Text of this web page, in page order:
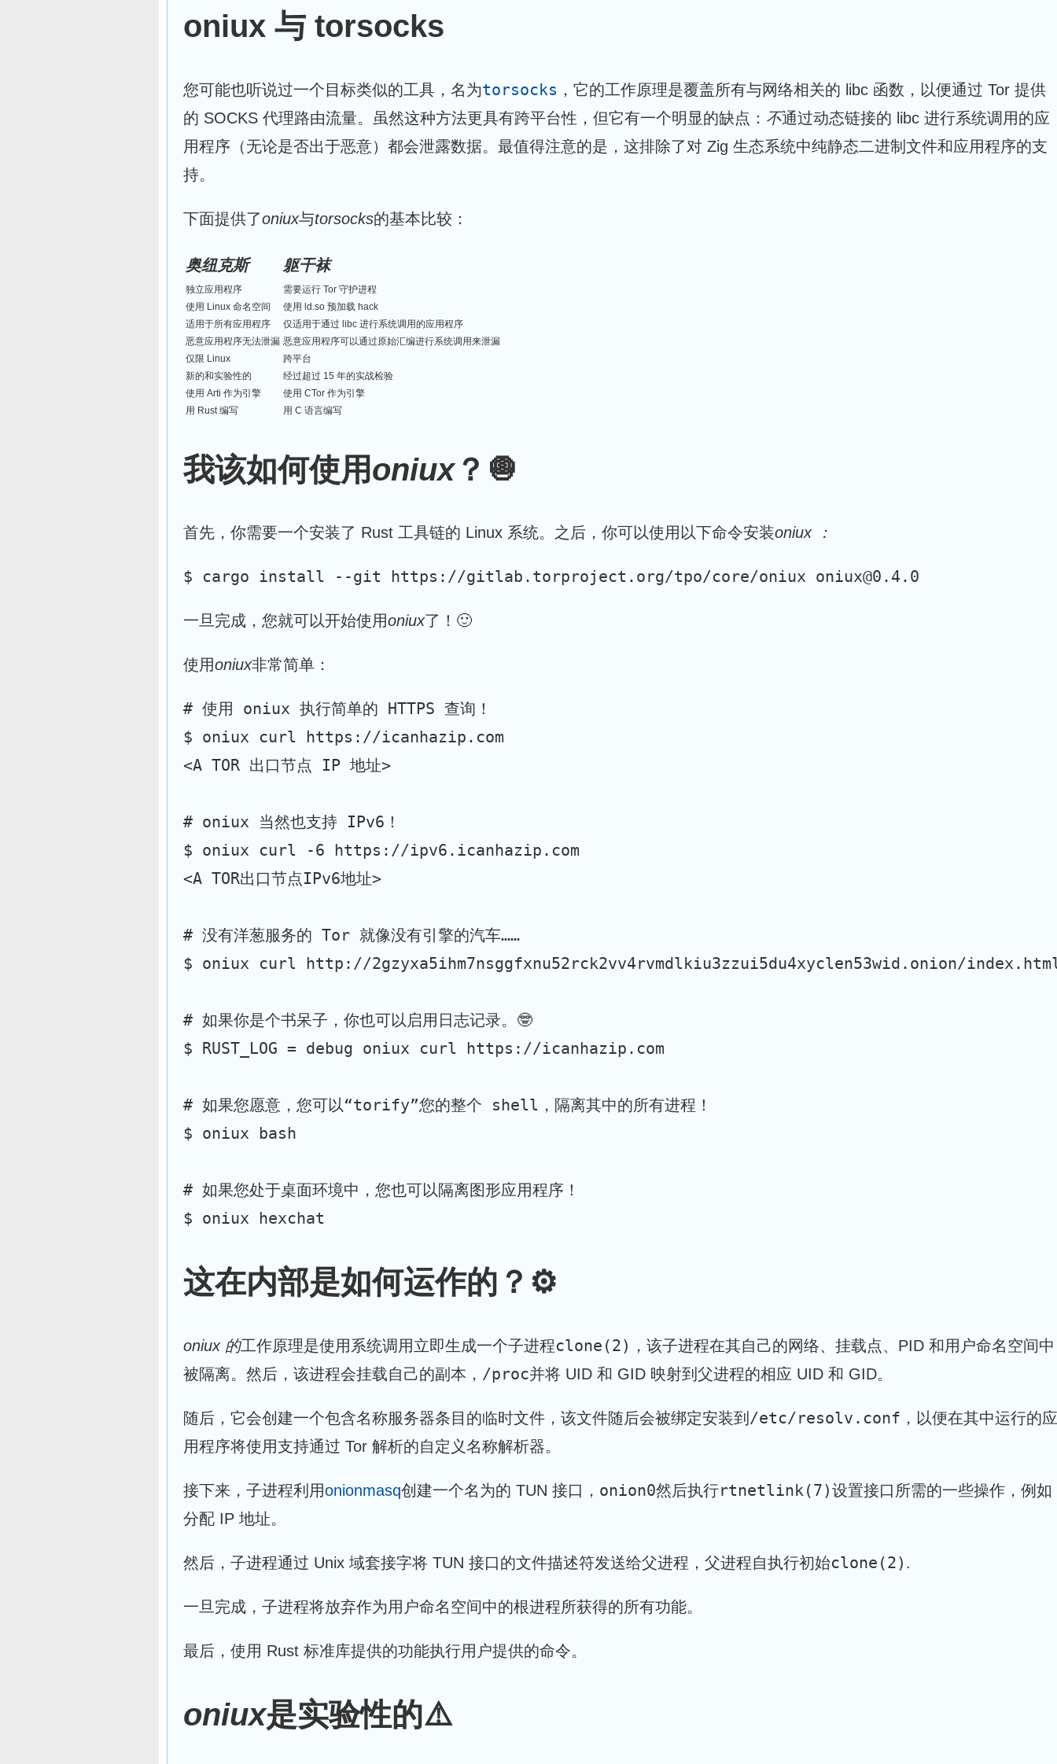
oniux 与 torsocks
您可能也听说过一个目标类似的工具，名为torsocks ，它的工作原理是覆盖所有与网络相关的 libc 函数，以便通过 Tor 提供
的 SOCKS 代理路由流量。虽然这种方法更具有跨平台性，但它有一个明显的缺点： 不通过动态链接的 libc 进行系统调用的应
用程序（无论是否出于恶意）都会泄露数据。最值得注意的是，这排除了对 Zig 生态系统中纯静态二进制文件和应用程序的支
持。
下面提供了oniux与torsocks的基本比较：
奥纽克斯 躯干袜
独立应用程序
需要运行 Tor 守护进程
使用 Linux 命名空间
使用 ld.so 预加载 hack
适用于所有应用程序
仅适用于通过 libc 进行系统调用的应用程序
恶意应用程序无法泄漏 恶意应用程序可以通过原始汇编进行系统调用来泄漏
仅限 Linux
跨平台
新的和实验性的
经过超过 15 年的实战检验
使用 Arti 作为引擎
使用 CTor 作为引擎
用 Rust 编写
用 C 语言编写
我该如何使用oniux？🧅
首先，你需要一个安装了 Rust 工具链的 Linux 系统。之后，你可以使用以下命令安装oniux ：
一旦完成，您就可以开始使用oniux了！🙂
使用oniux非常简单：
# 使用 oniux 执行简单的 HTTPS 查询！
$ oniux curl https://icanhazip.com
<A TOR 出口节点 IP 地址>
# oniux 当然也支持 IPv6！
$ oniux curl -6 https://ipv6.icanhazip.com
<A TOR出口节点IPv6地址>
# 没有洋葱服务的 Tor 就像没有引擎的汽车……
$ oniux curl http://2gzyxa5ihm7nsggfxnu52rck2vv4rvmdlkiu3zzui5du4xyclen53wid.onion/
# 如果你是个书呆子，你也可以启用日志记录。🤓
$ RUST_LOG = debug oniux curl https://icanhazip.com
# 如果您愿意，您可以“torify”您的整个 shell，隔离其中的所有进程！
$ oniux bash
# 如果您处于桌面环境中，您也可以隔离图形应用程序！
$ oniux hexchat
这在内部是如何运作的？⚙️
oniux 的工作原理是使用系统调用立即生成一个子进程clone(2) ，该子进程在其自己的网络、挂载点、PID 和用户命名空间中
被隔离。然后，该进程会挂载自己的副本， /proc并将 UID 和 GID 映射到父进程的相应 UID 和 GID。
随后，它会创建一个包含名称服务器条目的临时文件，该文件随后会被绑定安装到 /etc/resolv.conf ，以便在其中运行的应
用程序将使用支持通过 Tor 解析的自定义名称解析器。
接下来，子进程利用onionmasq创建一个名为的 TUN 接口， onion0然后执行rtnetlink(7)设置接口所需的一些操作，例如
分配 IP 地址。
然后，子进程通过 Unix 域套接字将 TUN 接口的文件描述符发送给父进程，父进程自执行初始clone(2) .
一旦完成，子进程将放弃作为用户命名空间中的根进程所获得的所有功能。
最后，使用 Rust 标准库提供的功能执行用户提供的命令。
oniux是实验性的⚠️